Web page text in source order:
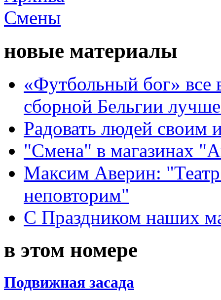
новые материалы
«Футбольный бог» все
сборной Бельгии
Радовать людей своим
"Смена" в магазинах
Максим Аверин:
неповторим"
С Праздником наших
в этом номере
Подвижная засада